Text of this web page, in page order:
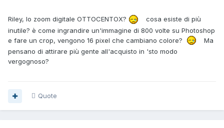
Riley, lo zoom digitale OTTOCENTOX?
cosa esiste di più
inutile? è come ingrandire un'immagine di 800 volte su Photoshop
e fare un crop, vengono 16 pixel che cambiano colore?
Ma
pensano di attirare più gente all'acquisto in 'sto modo
vergognoso?
Quote